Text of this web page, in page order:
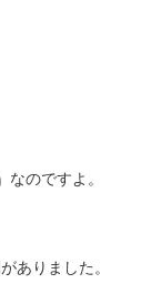
のですよ。
ありました。